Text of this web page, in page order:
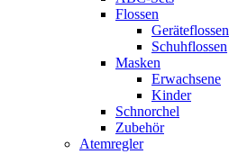
Flossen
Geräteflossen
Schuhflossen
Masken
Erwachsene
Kinder
Schnorchel
Zubehör
Atemregler